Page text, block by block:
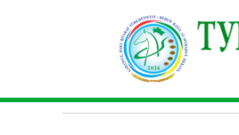
\ Политика \
ПОЛИТИКА